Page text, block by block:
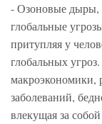
- Озоновые
глобальные
притупляя у
глобальных
макроэкономики,
заболеваний,
влекущая за